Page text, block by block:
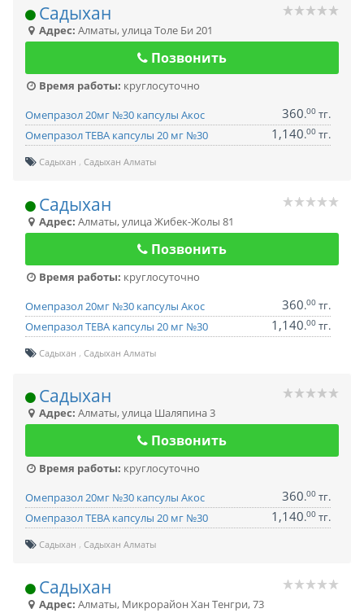
Садыхан
Адрес: Алматы,улица Толе Би 201
Позвонить
Время работы: круглосуточно
Омепразол 20мг №30 капсулы Акос
360.00 тг.
Омепразол ТЕВА капсулы 20 мг №30
1,140.00 тг.
Садыхан Садыхан Алматы
Садыхан
Адрес: Алматы,улица Жибек-Жолы 81
Позвонить
Время работы: круглосуточно
Омепразол 20мг №30 капсулы Акос
360.00 тг.
Омепразол ТЕВА капсулы 20 мг №30
1,140.00 тг.
Садыхан Садыхан Алматы
Садыхан
Адрес: Алматы,улица Шаляпина 3
Позвонить
Время работы: круглосуточно
Омепразол 20мг №30 капсулы Акос
360.00 тг.
Омепразол ТЕВА капсулы 20 мг №30
1,140.00 тг.
Садыхан Садыхан Алматы
Садыхан
Адрес: Алматы, Микрорайон Хан Тенгри, 73